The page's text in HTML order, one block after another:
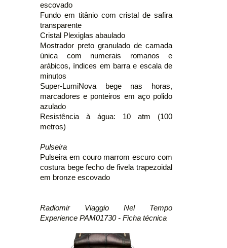
escovado
Fundo em titânio com cristal de safira
transparente
Cristal Plexiglas abaulado
Mostrador preto granulado de camada
única com numerais romanos e
arábicos, índices em barra e escala de
minutos
Super-LumiNova bege nas horas,
marcadores e ponteiros em aço polido
azulado
Resistência à água: 10 atm (100
metros)
Pulseira
Pulseira em couro marrom escuro com
costura bege fecho de fivela trapezoidal
em bronze escovado
Radiomir Viaggio Nel Tempo
Experience PAM01730 - Ficha técnica